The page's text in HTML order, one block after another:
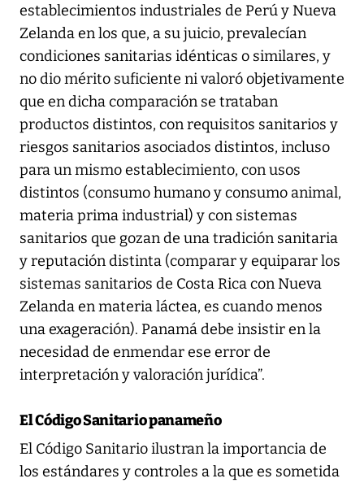
establecimientos industriales de Perú y Nueva
Zelanda en los que, a su juicio, prevalecían
condiciones sanitarias idénticas o similares, y
no dio mérito suficiente ni valoró objetivamente
que en dicha comparación se trataban
productos distintos, con requisitos sanitarios y
riesgos sanitarios asociados distintos, incluso
para un mismo establecimiento, con usos
distintos (consumo humano y consumo animal,
materia prima industrial) y con sistemas
sanitarios que gozan de una tradición sanitaria
y reputación distinta (comparar y equiparar los
sistemas sanitarios de Costa Rica con Nueva
Zelanda en materia láctea, es cuando menos
una exageración). Panamá debe insistir en la
necesidad de enmendar ese error de
interpretación y valoración jurídica”.
El Código Sanitario panameño
El Código Sanitario ilustran la importancia de
los estándares y controles a la que es sometida